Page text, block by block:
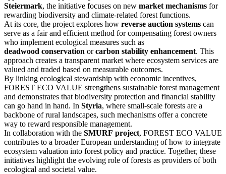
Steiermark, the initiative focuses on new market mechanisms for
rewarding biodiversity and climate-related forest functions.
At its core, the project explores how reverse auction systems can
serve as a fair and efficient method for compensating forest owners
who implement ecological measures such as
deadwood conservation orcarbon stability enhancement. This
approach creates a transparent market where ecosystem services are
valued and traded based on measurable outcomes.
By linking ecological stewardship with economic incentives,
FOREST ECO VALUE strengthens sustainable forest management
and demonstrates that biodiversity protection and financial stability
can go hand in hand. In Styria, where small-scale forests are a
backbone of rural landscapes, such mechanisms offer a concrete
way to reward responsible management.
In collaboration with the SMURF project, FOREST ECO VALUE
contributes to a broader European understanding of how to integrate
ecosystem valuation into forest policy and practice. Together, these
initiatives highlight the evolving role of forests as providers of both
ecological and societal value.